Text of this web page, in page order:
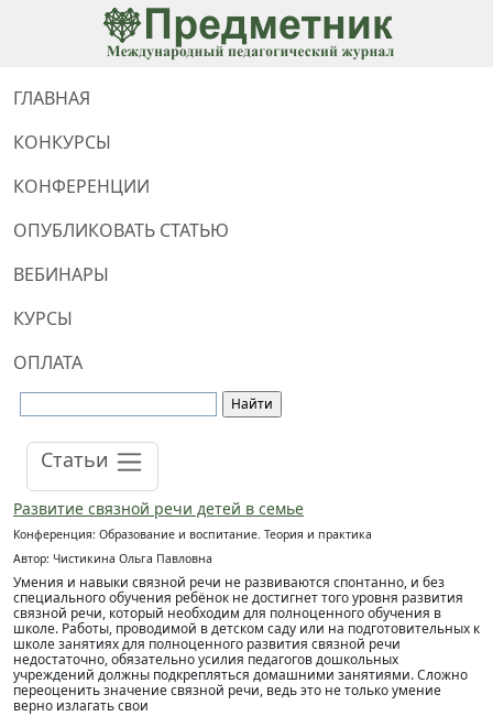
ГЛАВНАЯ
КОНКУРСЫ
КОНФЕРЕНЦИИ
ОПУБЛИКОВАТЬ СТАТЬЮ
ВЕБИНАРЫ
КУРСЫ
ОПЛАТА
Статьи
Развитие связной речи детей в семье
Конференция: Образование и воспитание. Теория и практика
Автор: Чистикина Ольга Павловна
Умения и навыки связной речи не развиваются спонтанно, и без
специального обучения ребёнок не достигнет того уровня развития
связной речи, который необходим для полноценного обучения в
школе. Работы, проводимой в детском саду или на подготовительных к
школе занятиях для полноценного развития связной речи
недостаточно, обязательно усилия педагогов дошкольных
учреждений должны подкрепляться домашними занятиями. Сложно
переоценить значение связной речи, ведь это не только умение
верно излагать свои